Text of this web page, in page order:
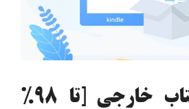
خرید pdf کتاب خارجی [تا 98%